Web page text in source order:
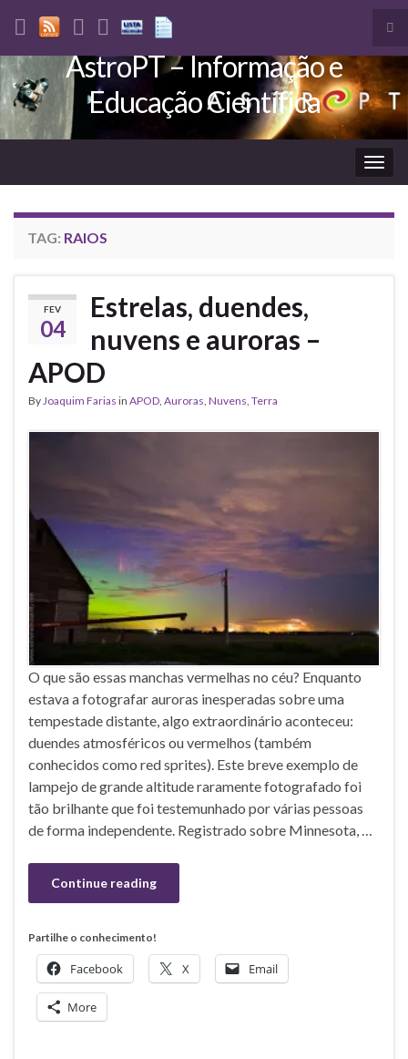
Search for:
AstroPT – Informação e
Educação Científica
TAG: RAIOS
FEV
04
Estrelas, duendes,
nuvens e auroras –
APOD
ByJoaquim Farias in APOD, Auroras, Nuvens, Terra
O que são essas manchas vermelhas no céu? Enquanto
estava a fotografar auroras inesperadas sobre uma
tempestade distante, algo extraordinário aconteceu:
duendes atmosféricos ou vermelhos (também
conhecidos como red sprites). Este breve exemplo de
lampejo de grande altitude raramente fotografado foi
tão brilhante que foi testemunhado por várias pessoas
de forma independente. Registrado sobre Minnesota, …
Continue reading
Partilhe o conhecimento!
Facebook X Email
More